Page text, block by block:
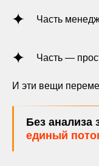
Часть
Часть —
И эти вещи
Без анализа
единый